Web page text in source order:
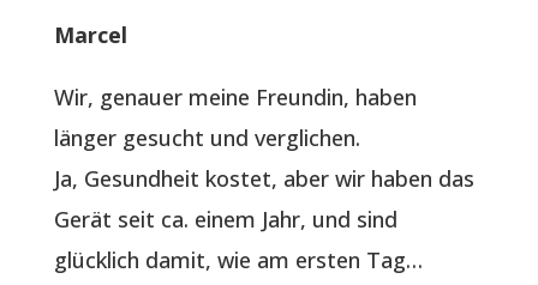
Marcel
Wir, genauer meine Freundin, haben
länger gesucht und verglichen.
Ja, Gesundheit kostet, aber wir haben das
Gerät seit ca. einem Jahr, und sind
glücklich damit, wie am ersten Tag…